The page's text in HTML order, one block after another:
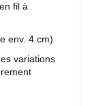
fil à
env. 4 cm)
variations